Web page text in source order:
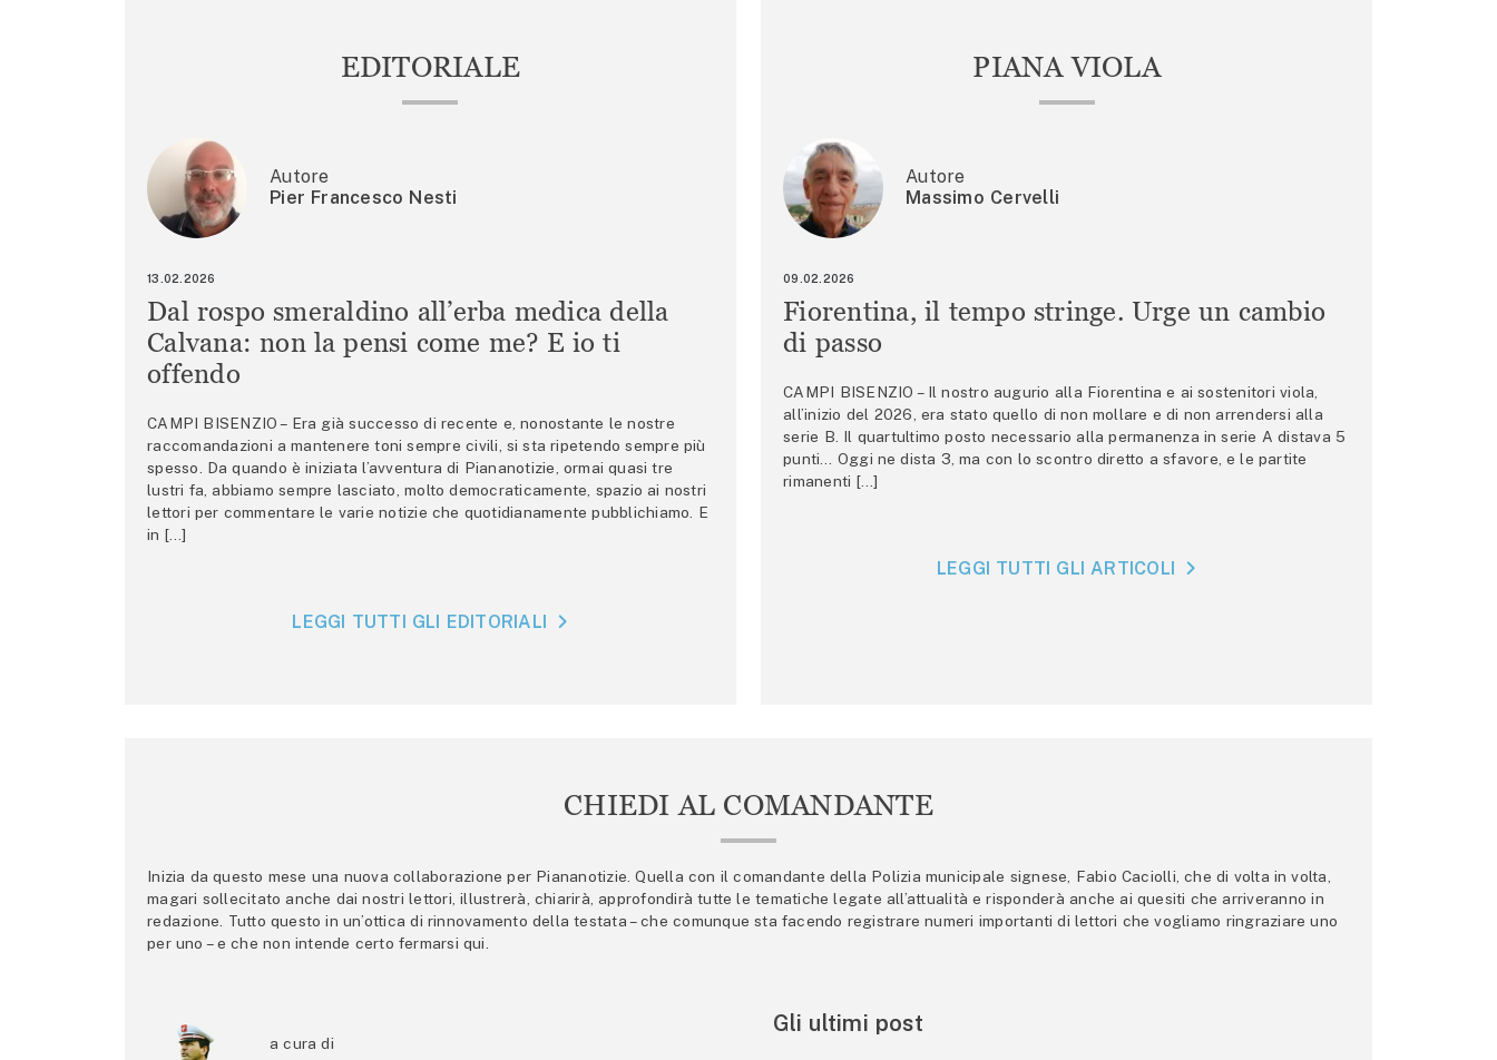
EDITORIALE
Autore
Pier Francesco Nesti
13.02.2026
Dal rospo smeraldino all’erba medica della
Calvana: non la pensi come me? E io ti
offendo
CAMPI BISENZIO – Era già successo di recente e, nonostante le nostre
raccomandazioni a mantenere toni sempre civili, si sta ripetendo sempre più
spesso. Da quando è iniziata l’avventura di Piananotizie, ormai quasi tre
lustri fa, abbiamo sempre lasciato, molto democraticamente, spazio ai nostri
lettori per commentare le varie notizie che quotidianamente pubblichiamo. E
in […]
LEGGI TUTTI GLI EDITORIALI
PIANA VIOLA
Autore
Massimo Cervelli
09.02.2026
Fiorentina, il tempo stringe. Urge un cambio
di passo
CAMPI BISENZIO – Il nostro augurio alla Fiorentina e ai sostenitori viola,
all’inizio del 2026, era stato quello di non mollare e di non arrendersi alla
serie B. Il quartultimo posto necessario alla permanenza in serie A distava 5
punti… Oggi ne dista 3, ma con lo scontro diretto a sfavore, e le partite
rimanenti […]
LEGGI TUTTI GLI ARTICOLI
CHIEDI AL COMANDANTE
Inizia da questo mese una nuova collaborazione per Piananotizie. Quella con il comandante della Polizia municipale signese, Fabio Caciolli, che di volta in volta,
magari sollecitato anche dai nostri lettori, illustrerà, chiarirà, approfondirà tutte le tematiche legate all’attualità e risponderà anche ai quesiti che arriveranno in
redazione. Tutto questo in un’ottica di rinnovamento della testata – che comunque sta facendo registrare numeri importanti di lettori che vogliamo ringraziare uno
per uno – e che non intende certo fermarsi qui.
a cura di
Gli ultimi post